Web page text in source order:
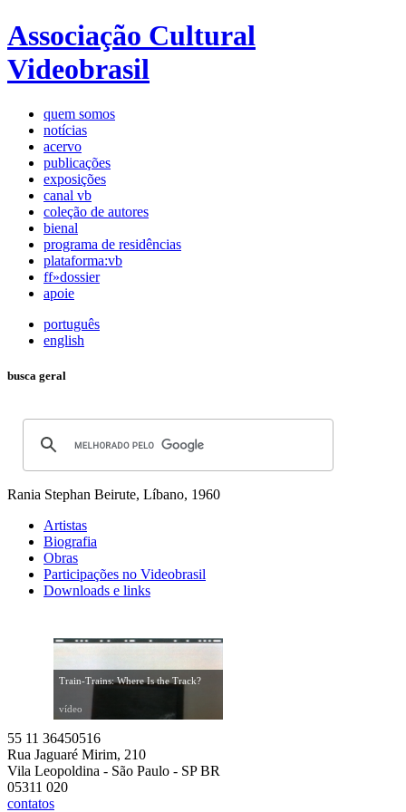
Associação Cultural
Videobrasil
quem somos
notícias
acervo
publicações
exposições
canal vb
coleção de autores
bienal
programa de residências
plataforma:vb
ff»dossier
apoie
português
english
busca geral
Rania Stephan Beirute, Líbano, 1960
Artistas
Biografia
Obras
Participações no Videobrasil
Downloads e links
Train-Trains: Where Is the Track?
vídeo
55 11 36450516
Rua Jaguaré Mirim, 210
Vila Leopoldina - São Paulo - SP BR
05311 020
contatos